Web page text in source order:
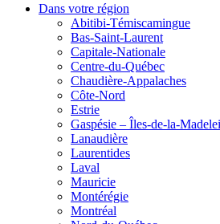
Dans votre région
Abitibi-Témiscamingue
Bas-Saint-Laurent
Capitale-Nationale
Centre-du-Québec
Chaudière-Appalaches
Côte-Nord
Estrie
Gaspésie – Îles-de-la-
Lanaudière
Laurentides
Laval
Mauricie
Montérégie
Montréal